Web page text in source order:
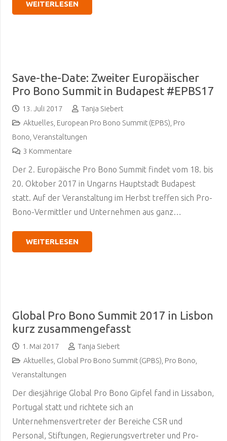
WEITERLESEN
Save-the-Date: Zweiter Europäischer
Pro Bono Summit in Budapest #EPBS17
13. Juli 2017
Tanja Siebert
Aktuelles, European Pro Bono Summit (EPBS), Pro
Bono, Veranstaltungen
3 Kommentare
Der 2. Europäische Pro Bono Summit findet vom 18. bis
20. Oktober 2017 in Ungarns Hauptstadt Budapest
statt. Auf der Veranstaltung im Herbst treffen sich Pro-
Bono-Vermittler und Unternehmen aus ganz…
WEITERLESEN
Global Pro Bono Summit 2017 in Lisbon
kurz zusammengefasst
1. Mai 2017
Tanja Siebert
Aktuelles, Global Pro Bono Summit (GPBS), Pro Bono,
Veranstaltungen
Der diesjährige Global Pro Bono Gipfel fand in Lissabon,
Portugal statt und richtete sich an
Unternehmensvertreter der Bereiche CSR und
Personal, Stiftungen, Regierungsvertreter und Pro-